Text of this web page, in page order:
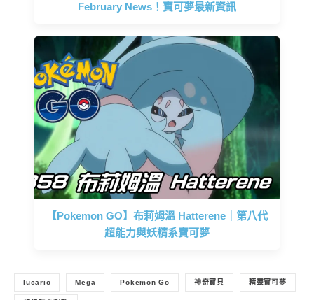
February News！寶可夢最新資訊
【Pokemon GO】布莉姆溫 Hatterene｜第八代
超能力與妖精系寶可夢
lucario Mega Pokemon Go 神奇寶貝 精靈寶可夢